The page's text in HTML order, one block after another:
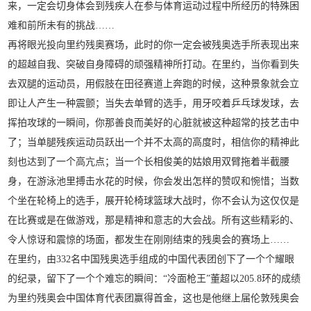
来，一定会切身体会到残疾人在参与体育运动过程中所经历的特殊困
难和前所未有的挑战……
再将眼光投向里约残奥赛场，此时的你一定会被残奥选手所表现出来
的超越自我、突破自身障碍的顽强精神所打动。在里约，当你看到失
去双腿的运动员，用假肢在田径赛道上奔跑的时候，这种景象就会立
即让人产生一种震颤；当失去单臂的选手，用牙咬着乒乓球发球，去
挥拍攻球的一瞬间，你那善良而美好的心脏就被这种超常的技艺击中
了；当单腿残疾运动员跃出一个并不太高的高度时，相信你的精神此
刻也达到了一个高亢点；当一个长相俊美的姑娘用双臂拖着半截腰
身，在游泳池里搏击水花的时候，你会发出怎样的赞叹和惋惜；当数
个坐在轮椅上的选手，展开轮椅球篮球大战时，你不会认为这仅仅是
在比赛或是在做游戏，那是精神和意志的大会战。所有这些精彩的、
令人惊讶和震惊的场面，都发生在刚刚结束的残奥会的赛场上……
在里约，由332名中国残奥选手组成的中国代表团创下了一个个耀眼
的纪录，留下了一个个难忘的瞬间：“冷面枪王”董超以205.8环的成绩
为里约残奥会中国体育代表团赢得首金，这也是他继上届伦敦残奥会